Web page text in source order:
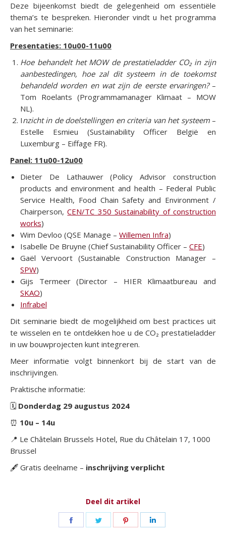
Deze bijeenkomst biedt de gelegenheid om essentiële
thema’s te bespreken. Hieronder vindt u het programma
van het seminarie:
Presentaties: 10u00-11u00
Hoe behandelt het MOW de prestatieladder CO₂ in zijn
aanbestedingen, hoe zal dit systeem in de toekomst
behandeld worden en wat zijn de eerste ervaringen?–
Tom Roelants (Programmamanager Klimaat – MOW
NL).
Inzicht in de doelstellingen en criteria van het systeem–
Estelle Esmieu (Sustainability Officer België en
Luxemburg – Eiffage FR).
Panel: 11u00-12u00
Dieter De Lathauwer (Policy Advisor construction
products and environment and health – Federal Public
Service Health, Food Chain Safety and Environment /
Chairperson,CEN/TC 350 Sustainability of construction
works)
Wim Devloo (QSE Manage – Willemen Infra)
Isabelle De Bruyne (Chief Sustainability Officer – CFE)
Gaël Vervoort (Sustainable Construction Manager –
SPW)
Gijs Termeer (Director – HIER Klimaatbureau and
SKAO)
Infrabel
Dit seminarie biedt de mogelijkheid om best practices uit
te wisselen en te ontdekken hoe u de CO₂ prestatieladder
in uw bouwprojecten kunt integreren.
Meer informatie volgt binnenkort bij de start van de
inschrijvingen.
Praktische informatie:
🗓 Donderdag 29 augustus 2024
⏰ 10u – 14u
📍 Le Châtelain Brussels Hotel, Rue du Châtelain 17, 1000
Brussel
🖋 Gratis deelname – inschrijving verplicht
Deel dit artikel